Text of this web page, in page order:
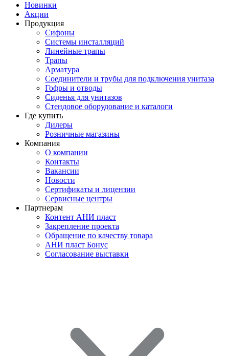
Новинки
Акции
Продукция
Сифоны
Системы инсталляций
Линейные трапы
Трапы
Арматура
Соединители и трубы для подключения унитаза
Гофры и отводы
Сиденья для унитазов
Стендовое оборудование и каталоги
Где купить
Дилеры
Розничные магазины
Компания
О компании
Контакты
Вакансии
Новости
Сертификаты и лицензии
Сервисные центры
Партнерам
Контент АНИ пласт
Закрепление проекта
Обращение по качеству товара
АНИ пласт Бонус
Согласование выставки